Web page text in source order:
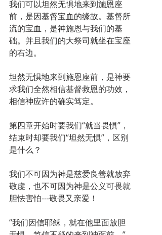
我们可以坦然无惧地来到施恩座
前，是因基督宝血的缘故。基督所
流的宝血，是神施恩与我们的基
础。并且我们的大祭司就坐在宝座
的右边。
坦然无惧地来到施恩座前，是神要
求我们全然相信基督救恩的功效，
相信神应许的确实笃定。
第四章开始时要我们“就当畏惧”，
结束时却要我们“坦然无惧”，区别
是什么？
我们不可因为神是慈爱良善就放弃
敬虔，也不可因为神是公义可畏就
胆怯害怕---敬畏又亲爱！
“我们因信耶稣，就在他里面放胆